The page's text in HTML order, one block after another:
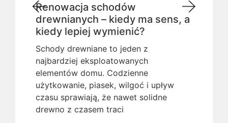
Renowacja schodów
drewnianych – kiedy ma sens, a
kiedy lepiej wymienić?
Schody drewniane to jeden z
najbardziej eksploatowanych
elementów domu. Codzienne
użytkowanie, piasek, wilgoć i upływ
czasu sprawiają, że nawet solidne
drewno z czasem traci